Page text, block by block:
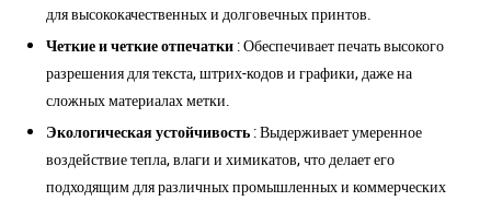
для высококачественных и долговечных принтов.
Четкие и четкие отпечатки: Обеспечивает печать высокого
разрешения для текста, штрих-кодов и графики, даже на
сложных материалах метки.
Экологическая устойчивость: Выдерживает умеренное
воздействие тепла, влаги и химикатов, что делает его
подходящим для различных промышленных и коммерческих